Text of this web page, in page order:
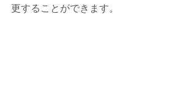
更することができます。